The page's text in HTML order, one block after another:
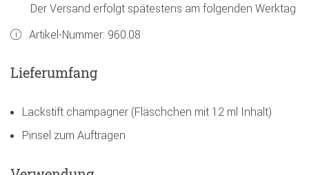
Der Versand erfolgt spätestens am folgenden Werktag
Artikel-Nummer: 960.08
Lieferumfang
Lackstift champagner (Fläschchen mit 12 ml Inhalt)
Pinsel zum Auftragen